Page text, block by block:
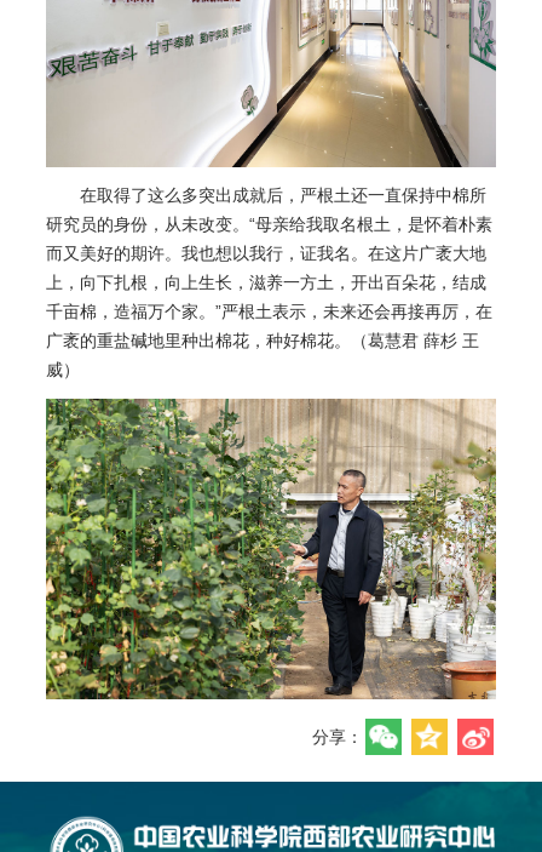
在取得了这么多突出成就后，严根土还一直保持中棉所
研究员的身份，从未改变。“母亲给我取名根土，是怀着朴素
而又美好的期许。我也想以我行，证我名。在这片广袤大地
上，向下扎根，向上生长，滋养一方土，开出百朵花，结成
千亩棉，造福万个家。”严根土表示，未来还会再接再厉，在
广袤的重盐碱地里种出棉花，种好棉花。（葛慧君 薛杉 王
威）
分享：